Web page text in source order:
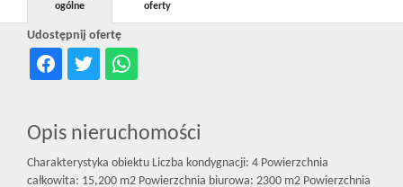
Udostępnij ofertę
ogólne
oferty
Opis nieruchomości
Charakterystyka obiektu Liczba kondygnacji: 4 Powierzchnia
całkowita: 15,200 m2 Powierzchnia biurowa: 2300 m2 Powierzchnia